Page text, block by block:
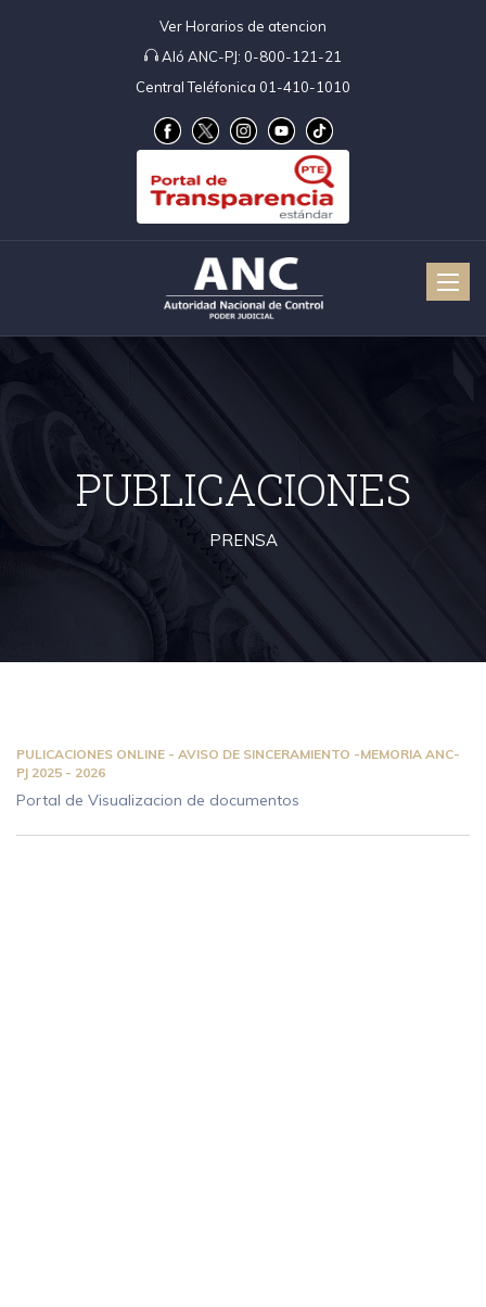
Ver Horarios de atencion
Aló ANC-PJ: 0-800-121-21
Central Teléfonica 01-410-1010
Toggle
PUBLICACIONES
PRENSA
PULICACIONES ONLINE - AVISO DE SINCERAMIENTO -MEMORIA ANC-
PJ 2025 - 2026
Portal de Visualizacion de documentos